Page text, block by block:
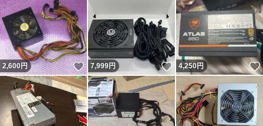
2,600円 いいね！
7,999円 いいね！
4,250円